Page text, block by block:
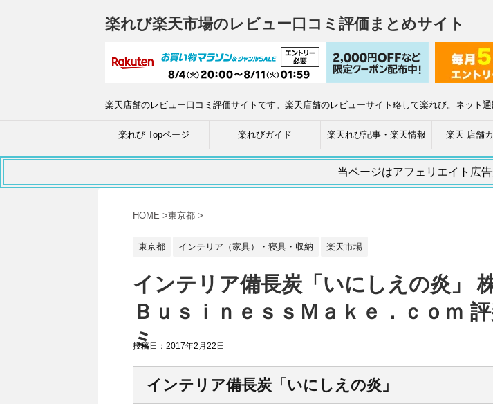
楽れび楽天市場のレビュー口コミ評価まとめサイト
楽天店舗のレビュー口コミ評価サイトです。楽天店舗のレビューサイト略して楽れび。ネット
楽れび Topページ 楽れびガイド 楽天れび記事・楽天情報 楽天 店舗
当ページはアフェリエイト広
HOME >東京都 >
東京都 インテリア（家具）・寝具・収納 楽天市場
インテリア備長炭「いにしえの炎」
ＢｕｓｉｎｅｓｓＭａｋｅ．ｃｏｍ
ミ
投稿日： 2017年2月22日
インテリア備長炭「いにしえの炎」